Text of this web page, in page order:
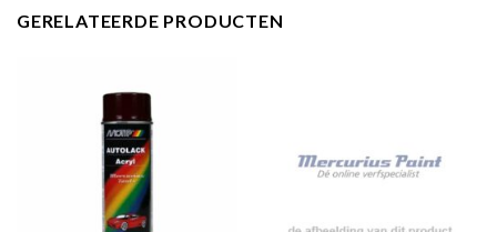
GERELATEERDE PRODUCTEN